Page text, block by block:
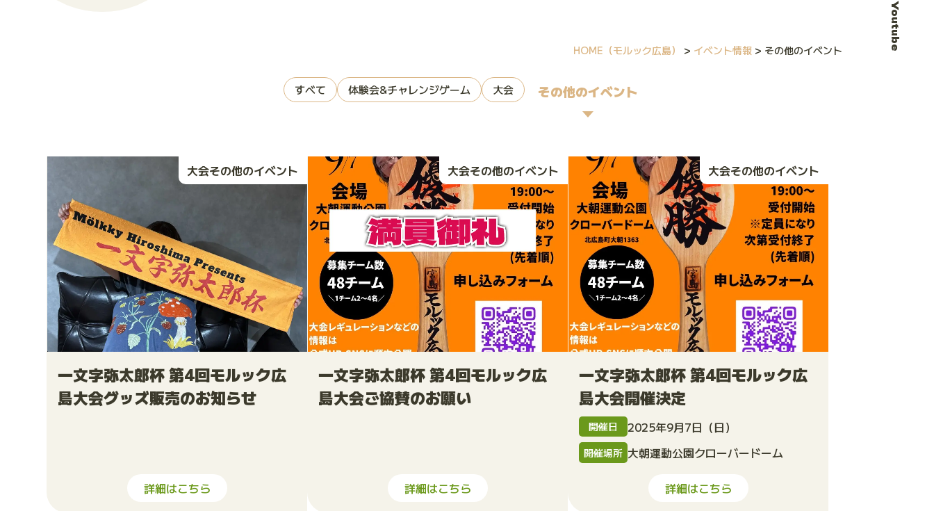
Youtube
HOME （モルック広島） > イベント情報 > その他のイベント
すべて 体験会&チャレンジゲーム 大会 その他のイベント
大会その他のイベント
一文字弥太郎杯 第4回モルック広
島大会グッズ販売のお知らせ
詳細はこちら
大会その他のイベント
一文字弥太郎杯 第4回モルック広
島大会ご協賛のお願い
詳細はこちら
大会その他のイベント
一文字弥太郎杯 第4回モルック広
島大会開催決定
開催日 2025年9月7日（日）
開催場所 大朝運動公園クローバードーム
詳細はこちら